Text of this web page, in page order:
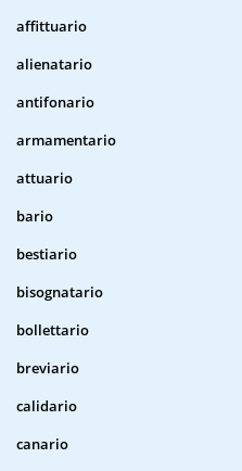
affittuario
alienatario
antifonario
armamentario
attuario
bario
bestiario
bisognatario
bollettario
breviario
calidario
canario